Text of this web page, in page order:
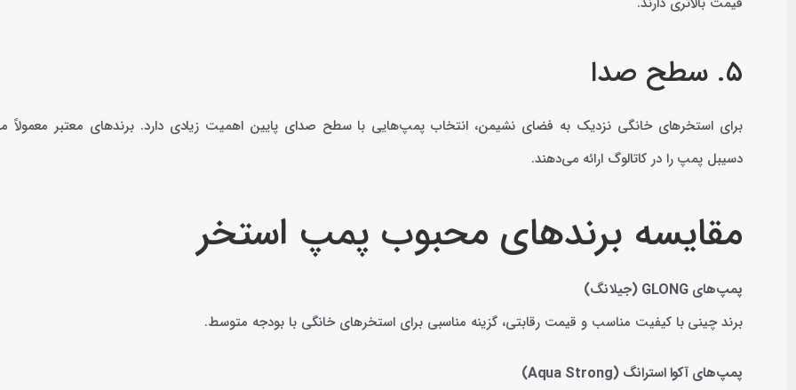
۵. سطح صدا
برای استخرهای خانگی نزدیک به فضای نشیمن، انتخاب پمپ‌هایی با سطح صدای پایین اهمیت زیادی دارد. برندهای معتبر
دسیبل پمپ را در کاتالوگ ارائه می‌دهند.
مقایسه برندهای محبوب پمپ استخر
پمپ‌های GLONG (جیلانگ)
برند چینی با کیفیت مناسب و قیمت رقابتی، گزینه مناسبی برای استخرهای خانگی با بودجه متوسط.
پمپ‌های آکوا استرانگ (Aqua Strong)